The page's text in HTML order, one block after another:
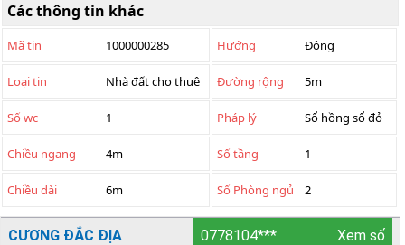
Các thông tin khác
Mã tin 1000000285 Hướng Đông
Loại tin Nhà đất cho thuê Đường rộng 5m
Số wc 1 Pháp lý Sổ hồng sổ đỏ
Chiều ngang 4m Số tầng 1
Chiều dài 6m Số Phòng ngủ 2
CƯƠNG ĐẮC ĐỊA 0778104*** Xem số